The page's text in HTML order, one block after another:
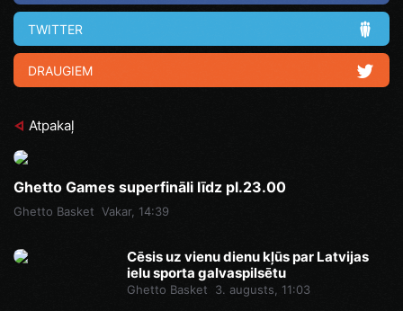
TWITTER
DRAUGIEM
Atpakaļ
Ghetto Games superfināli līdz pl.23.00
Ghetto Basket Vakar, 14:39
Cēsis uz vienu dienu kļūs par Latvijas
ielu sporta galvaspilsētu
Ghetto Basket 3. augusts, 11:03